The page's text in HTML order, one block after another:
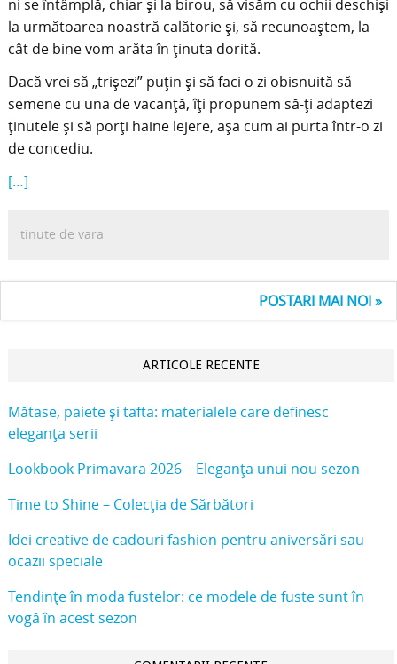
ni se întâmplă, chiar şi la birou, să visăm cu ochii deschişi
la următoarea noastră calătorie şi, să recunoaştem, la
cât de bine vom arăta în ţinuta dorită.
Dacă vrei să „trişezi” puţin şi să faci o zi obisnuită să
semene cu una de vacanţă, îţi propunem să-ţi adaptezi
ţinutele şi să porţi haine lejere, aşa cum ai purta într-o zi
de concediu.
[…]
tinute de vara
POSTARI MAI NOI »
ARTICOLE RECENTE
Mătase, paiete și tafta: materialele care definesc
eleganța serii
Lookbook Primavara 2026 – Eleganța unui nou sezon
Time to Shine – Colecția de Sărbători
Idei creative de cadouri fashion pentru aniversări sau
ocazii speciale
Tendințe în moda fustelor: ce modele de fuste sunt în
vogă în acest sezon